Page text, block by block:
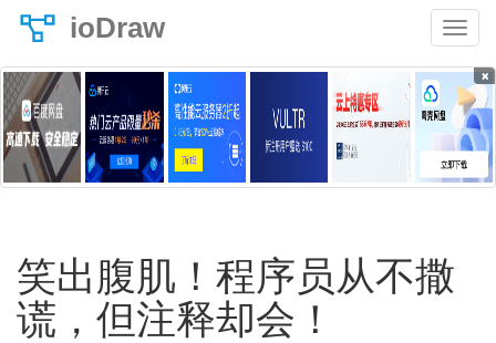
ioDraw
×
笑出腹肌！程序员从不撒
谎，但注释却会！